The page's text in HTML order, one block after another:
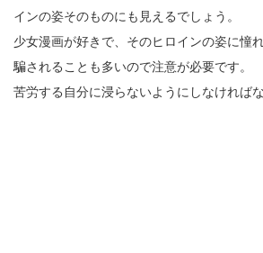
インの姿そのものにも見えるでしょう。
少女漫画が好きで、そのヒロインの姿に憧
騙されることも多いので注意が必要です。
苦労する自分に浸らないようにしなければ